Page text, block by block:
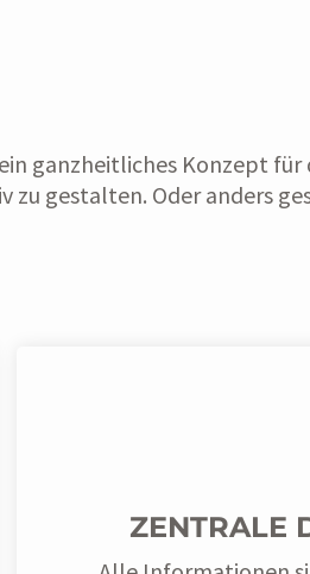
ganzheitliches Konzept
zu gestalten. Oder anders
ZENTRALE